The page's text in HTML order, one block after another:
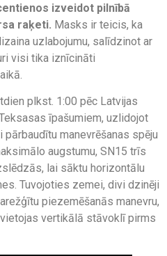
izveidot pilnībā
raķeti. Masks ir teicis, ka
uzlabojumu, salīdzinot ar
visi tika iznīcināti
plkst. 1:00 pēc Latvijas
īpašumiem, uzlidojot
manevrēšanas spēju
augstumu, SN15 trīs
lai sāktu horizontālu
Tuvojoties zemei, divi dzinēji
piezemēšanās manevru,
vertikālā stāvoklī pirms